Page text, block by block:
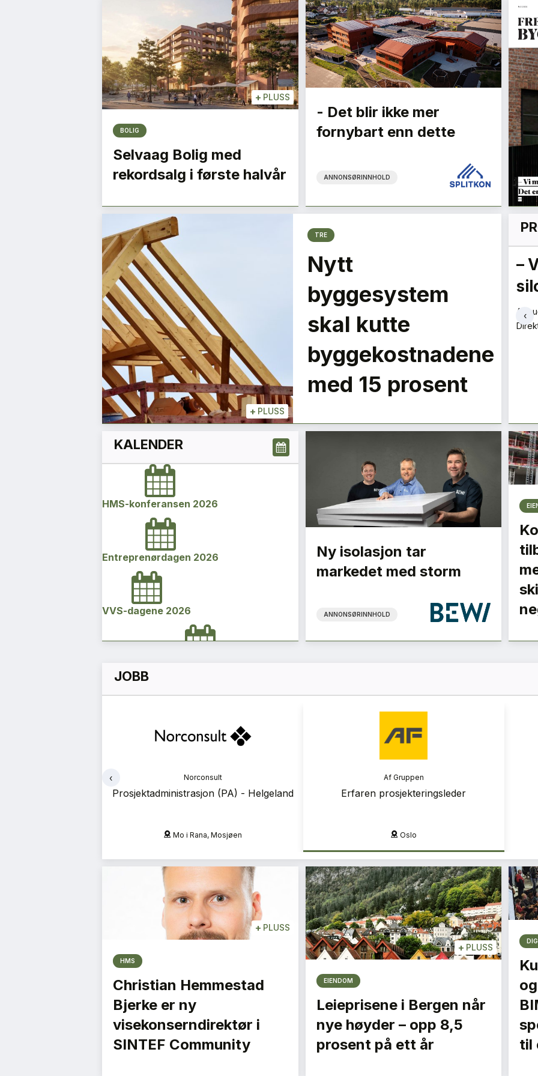
+ PLUSS
BOLIG
Selvaag Bolig med
rekordsalg i første halvår
- Det blir ikke mer
fornybart enn dette
ANNONSØRINNHOLD
+ PLUSS
TRE
Nytt
byggesystem
skal kutte
byggekostnadene
med 15 prosent
Ombrukets sirkulære
skrotnisse
Rune Stene
Daglig leder
Vi må være
optimistiske
Avdelingsleder
–
‹
KALENDER
HMS-konferansen 2026
Entreprenørdagen 2026
VVS-dagene 2026
Vi Bygger Vestland 2026
Byggenæringens Klimakonferanse 2026
Ny isolasjon tar
markedet med storm
ANNONSØRINNHOLD
JOBB
Norconsult
Prosjektadministrasjon (PA) - Helgeland
Mo i Rana, Mosjøen
Af Gruppen
Erfaren prosjekteringsleder
Oslo
‹
+ PLUSS
HMS
Christian Hemmestad
Bjerke er ny
visekonserndirektør i
SINTEF Community
+ PLUSS
EIENDOM
Leieprisene i Bergen når
nye høyder – opp 8,5
prosent på ett år
til